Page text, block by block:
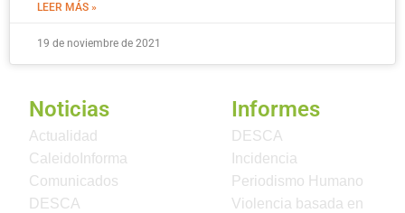
LEER MÁS »
19 de noviembre de 2021
Noticias
Actualidad
CaleidoInforma
Comunicados
DESCA
Informes
DESCA
Incidencia
Periodismo Humano
Violencia basada en